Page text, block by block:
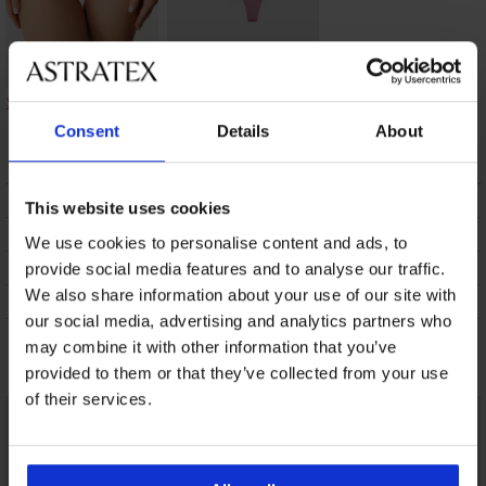
Consent Details About
This website uses cookies
We use cookies to personalise content and ads, to
provide social media features and to analyse our traffic.
We also share information about your use of our site with
our social media, advertising and analytics partners who
may combine it with other information that you’ve
provided to them or that they’ve collected from your use
of their services.
String Triumph Body
9,20 €
2PACK strings
26,99 €
BESCHRIJVING
VERZENDING EN BETALING
RUILEN
ONDERHOUD EN WASSEN
Misschien vindt u dit ook leuk